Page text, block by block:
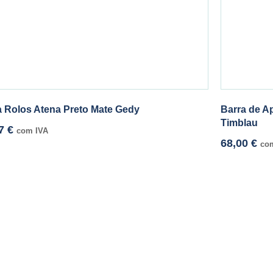
Rolos Atena Preto Mate Gedy
€ com IVA
Barra de
Timblau
68,00 €